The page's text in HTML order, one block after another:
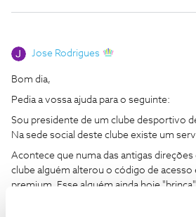
Jose Rodrigues
Bom dia,
Pedia a vossa ajuda para o seguinte:
Sou presidente de um clube desportivo
Na sede social deste clube existe um
Acontece que numa das antigas direções
clube alguém alterou o código de acesso
premium. Esse alguém ainda hoje
bem recentemente activou o canal